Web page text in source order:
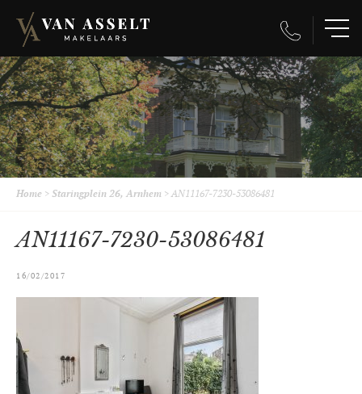
Home > Staringplein 26, Arnhem >AN11167-7230-53086481
AN11167-7230-53086481
16/02/2017